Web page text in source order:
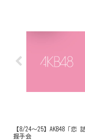
【8/24～25】AKB48「恋
握手会